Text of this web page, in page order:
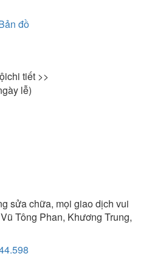
đồ
chi tiết >>
lễ)
sửa chữa, mọi giao dịch vui
Tông Phan, Khương Trung,